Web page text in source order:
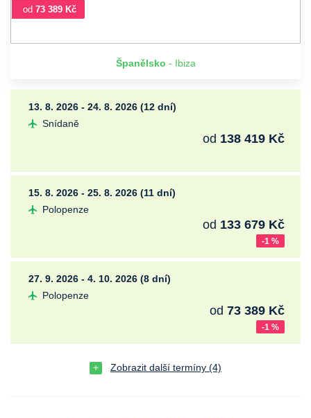
od 73 389 Kč
Španělsko - Ibiza
13. 8. 2026 - 24. 8. 2026 (12 dní)
Snídaně
od 138 419 Kč
15. 8. 2026 - 25. 8. 2026 (11 dní)
-1 %
Polopenze
od 133 679 Kč
27. 9. 2026 - 4. 10. 2026 (8 dní)
-1 %
Polopenze
od 73 389 Kč
Zobrazit další termíny (4)